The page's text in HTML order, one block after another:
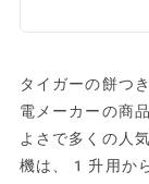
タイガーの餅つ
電メーカーの商
よさで多くの人
機は、1升用か